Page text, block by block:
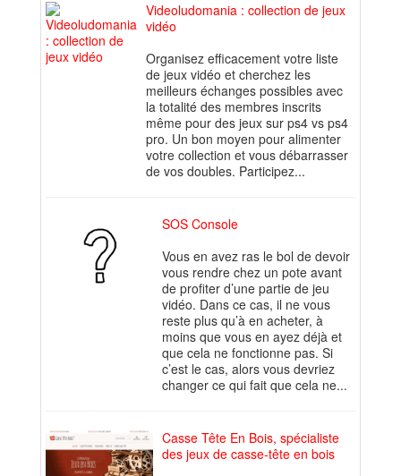
Videoludomania : collection de jeux
vidéo
Organisez efficacement votre liste
de jeux vidéo et cherchez les
meilleurs échanges possibles avec
la totalité des membres inscrits
même pour des jeux sur ps4 vs ps4
pro. Un bon moyen pour alimenter
votre collection et vous débarrasser
de vos doubles. Participez...
SOS Console
Vous en avez ras le bol de devoir
vous rendre chez un pote avant
de profiter d’une partie de jeu
vidéo. Dans ce cas, il ne vous
reste plus qu’à en acheter, à
moins que vous en ayez déjà et
que cela ne fonctionne pas. Si
c’est le cas, alors vous devriez
changer ce qui fait que cela ne...
Casse Tête En Bois, spécialiste
des jeux de casse-tête en bois